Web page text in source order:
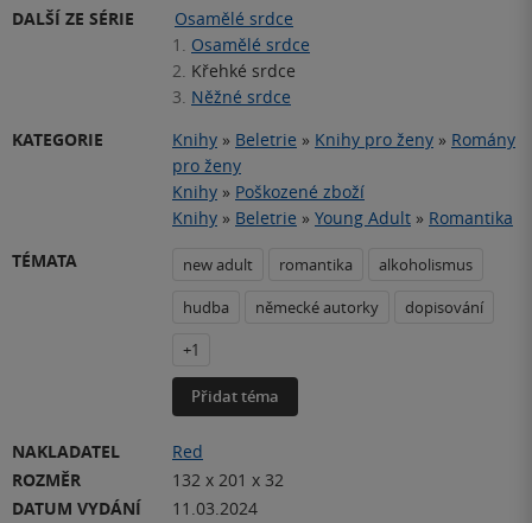
DALŠÍ ZE SÉRIE
Osamělé srdce
1.
Osamělé srdce
2. Křehké srdce
3. Něžné srdce
KATEGORIE
Knihy » Beletrie » Knihy pro ženy » Romány
pro ženy
Knihy » Poškozené zboží
Knihy » Beletrie » Young Adult » Romantika
TÉMATA
new adult romantika
alkoholismus
hudba
německé autorky
dopisování
+1
Přidat téma
NAKLADATEL
Red
ROZMĚR
132 x 201 x 32
DATUM VYDÁNÍ
11.03.2024